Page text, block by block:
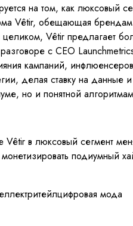
на том, как люксовый
Vêtir, обещающая
Vêtir предлагает
с CEO
кампаний,
делая ставку на
но и понятной
в люксовый сегмент
подиумный
ритейлцифровая мода